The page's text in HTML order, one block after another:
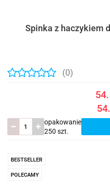
Spinka z haczykiem
(0)
opakowanie
250 szt.
BESTSELLER
POLECAMY